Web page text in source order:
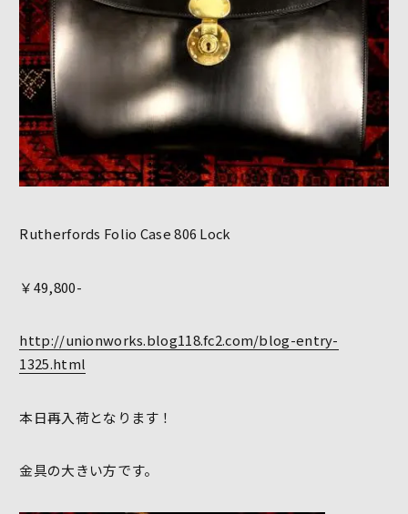
Rutherfords Folio Case 806 Lock
￥49,800-
http://unionworks.blog118.fc2.com/blog-entry-
1325.html
本日再入荷となります！
金具の大きい方です。